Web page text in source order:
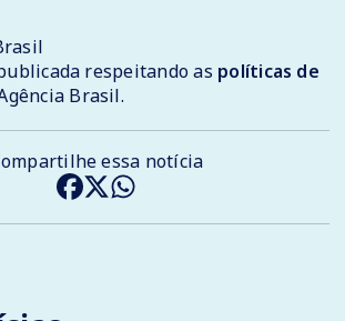
respeitando as políticas de
Brasil.
essa notícia